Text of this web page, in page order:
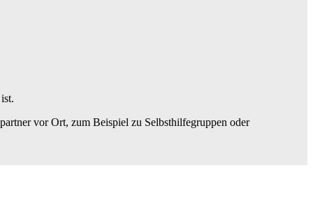
vor Ort, zum Beispiel zu Selbsthilfegruppen oder